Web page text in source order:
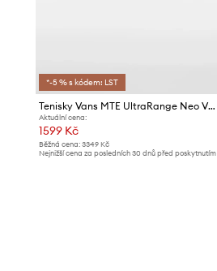
*-5 % s kódem: LST
Tenisky Vans MTE UltraRange Neo VR3
Aktuální cena:
1599 Kč
Běžná cena: 3349 Kč
Nejnižší cena za posledních 30 dnů před poskytnutím